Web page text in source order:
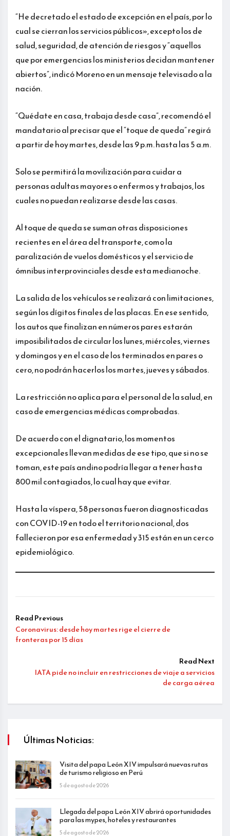
“He decretado el estado de excepción en el país, por lo
cual se cierran los servicios públicos», excepto los de
salud, seguridad, de atención de riesgos y “aquellos
que por emergencias los ministerios decidan mantener
abiertos”, indicó Moreno en un mensaje televisado a la
nación.
“Quédate en casa, trabaja desde casa”, recomendó el
mandatario al precisar que el “toque de queda” regirá
a partir de hoy martes, desde las 9 p.m. hasta las 5 a.m.
Solo se permitirá la movilización para cuidar a
personas adultas mayores o enfermos y trabajos, los
cuales no puedan realizarse desde las casas.
Al toque de queda se suman otras disposiciones
recientes en el área del transporte, como la
paralización de vuelos domésticos y el servicio de
ómnibus interprovinciales desde esta medianoche.
La salida de los vehículos se realizará con limitaciones,
según los dígitos finales de las placas. En ese sentido,
los autos que finalizan en números pares estarán
imposibilitados de circular los lunes, miércoles, viernes
y domingos y en el caso de los terminados en pares o
cero, no podrán hacerlos los martes, jueves y sábados.
La restricción no aplica para el personal de la salud, en
caso de emergencias médicas comprobadas.
De acuerdo con el dignatario, los momentos
excepcionales llevan medidas de ese tipo, que si no se
toman, este país andino podría llegar a tener hasta
800 mil contagiados, lo cual hay que evitar.
Hasta la víspera, 58 personas fueron diagnosticadas
con COVID-19 en todo el territorio nacional, dos
fallecieron por esa enfermedad y 315 están en un cerco
epidemiológico.
Read Previous
Coronavirus: desde hoy martes rige el cierre de
fronteras por 15 días
Read Next
IATA pide no incluir en restricciones de viaje a servicios
de carga aérea
Últimas Noticias:
Visita del papa León XIV impulsará nuevas rutas
de turismo religioso en Perú
5 de agosto de 2026
Llegada del papa León XIV abrirá oportunidades
para las mypes, hoteles y restaurantes
5 de agosto de 2026